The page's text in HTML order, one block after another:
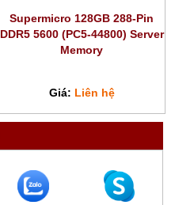
Supermicro 128GB 288-Pin
DDR5 5600 (PC5-44800) Server
Memory
Giá: Liên hệ